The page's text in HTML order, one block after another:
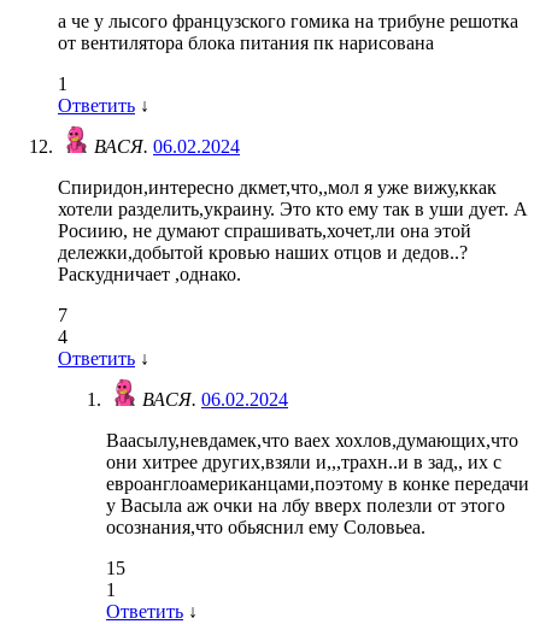
а че у лысого французского гомика на трибуне решотка
от вентилятора блока питания пк нарисована
1
Ответить ↓
ВАСЯ. 06.02.2024
Спиридон,интересно дкмет,что,,мол я уже вижу,ккак
хотели разделить,украину. Это кто ему так в уши дует. А
Росиию, не думают спрашивать,хочет,ли она этой
дележки,добытой кровью наших отцов и дедов..?
Раскудничает ,однако.
7
4
Ответить ↓
ВАСЯ. 06.02.2024
Ваасылу,невдамек,что ваех хохлов,думающих,что
они хитрее других,взяли и,,,трахн..и в зад,, их с
евроанглоамериканцами,поэтому в конке передачи
у Васыла аж очки на лбу вверх полезли от этого
осознания,что обьяснил ему Соловьеа.
15
1
Ответить ↓